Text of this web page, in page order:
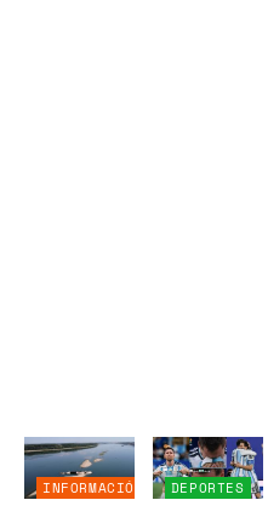
INFORMACIÓN
DEPORTES